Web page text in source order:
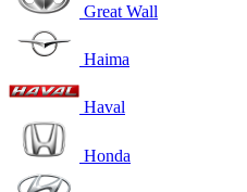
Great Wall
Haima
Haval
Honda